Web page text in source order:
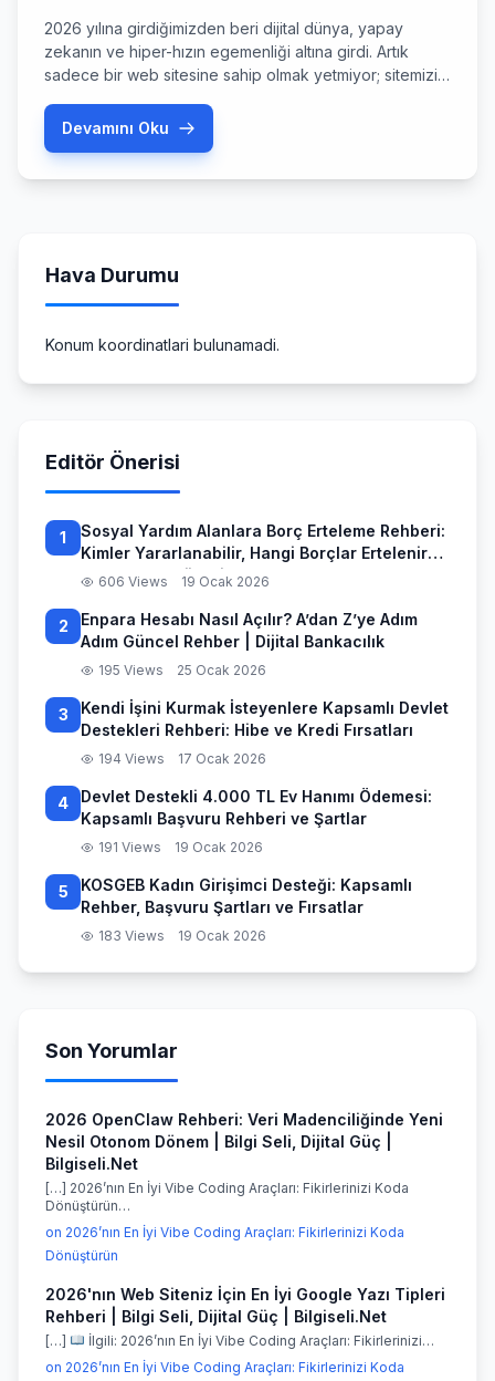
2026 yılına girdiğimizden beri dijital dünya, yapay
zekanın ve hiper-hızın egemenliği altına girdi. Artık
sadece bir web sitesine sahip olmak yetmiyor; sitemizin
değil, milisaniyeler içinde tepki veren bir yapıda olması
şart. Peki, Mart 2026 itibarıyla hangi wordpress
Devamını Oku
Hava Durumu
Konum koordinatlari bulunamadi.
Editör Önerisi
1
Sosyal Yardım Alanlara Borç Erteleme Rehberi:
Kimler Yararlanabilir, Hangi Borçlar Ertelenir
ve Başvuru Süreci
606 Views 19 Ocak 2026
2
Enpara Hesabı Nasıl Açılır? A’dan Z’ye Adım
Adım Güncel Rehber | Dijital Bankacılık
195 Views 25 Ocak 2026
3
Kendi İşini Kurmak İsteyenlere Kapsamlı Devlet
Destekleri Rehberi: Hibe ve Kredi Fırsatları
194 Views 17 Ocak 2026
4
Devlet Destekli 4.000 TL Ev Hanımı Ödemesi:
Kapsamlı Başvuru Rehberi ve Şartlar
191 Views 19 Ocak 2026
5
KOSGEB Kadın Girişimci Desteği: Kapsamlı
Rehber, Başvuru Şartları ve Fırsatlar
183 Views 19 Ocak 2026
Son Yorumlar
2026 OpenClaw Rehberi: Veri Madenciliğinde Yeni
Nesil Otonom Dönem | Bilgi Seli, Dijital Güç |
Bilgiseli.Net
[…] 2026’nın En İyi Vibe Coding Araçları: Fikirlerinizi Koda
Dönüştürün…
on 2026’nın En İyi Vibe Coding Araçları: Fikirlerinizi Koda
Dönüştürün
2026'nın Web Siteniz İçin En İyi Google Yazı Tipleri
Rehberi | Bilgi Seli, Dijital Güç | Bilgiseli.Net
[…]
İlgili: 2026’nın En İyi Vibe Coding Araçları: Fikirlerinizi…
on 2026’nın En İyi Vibe Coding Araçları: Fikirlerinizi Koda